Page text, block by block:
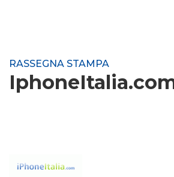
RASSEGNA STAMPA